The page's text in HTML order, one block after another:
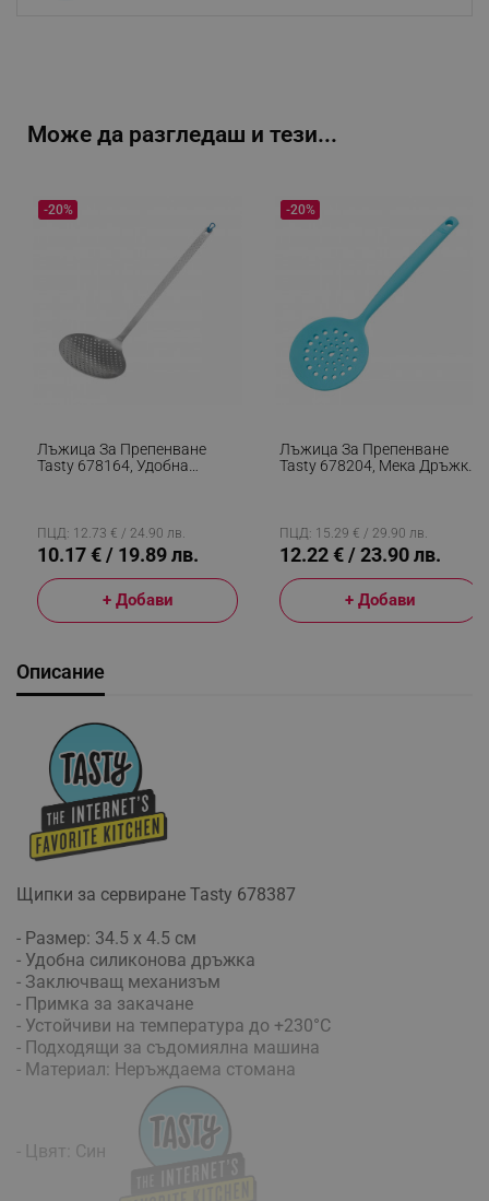
Може да разгледаш и тези...
Лъжица За Препенване
Tasty 678164, Удобна
-20%
ПЦД: 12.73 € / 24.90 лв.
10.17 € / 19.89 лв.
+ Добави
Лъжица За Препенване
Tasty 678204, Мека Дръжка,
-20%
ПЦД: 15.29 € / 29.90 лв.
12.22 € / 23.90 лв.
+ Добави
Описание
Щипки за сервиране Tasty 678387
- Размер: 34.5 x 4.5 см
- Удобна силиконова дръжка
- Заключващ механизъм
- Примка за закачане
- Устойчиви на температура до +230°C
- Подходящи за съдомиялна машина
- Материал: Неръждаема стомана
- Цвят: Син